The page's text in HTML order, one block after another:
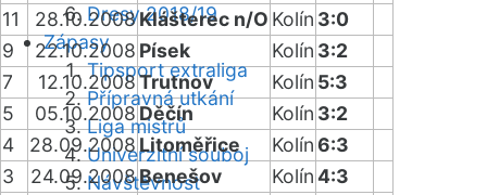
Dresy 2018/19
Zápasy
Tipsport extraliga
Přípravná utkání
Liga mistrů
Univerzitní souboj
Návštěvnost
11
28.10.2008Klášterec n/O Kolín 3:0
9
22.10.2008 Písek Kolín 3:2
7
12.10.2008Trutnov Kolín 5:3
5
05.10.2008Děčín Kolín 3:2
4
28.09.2008 Litoměřice Kolín6:3
3
24.09.2008Benešov Kolín4:3